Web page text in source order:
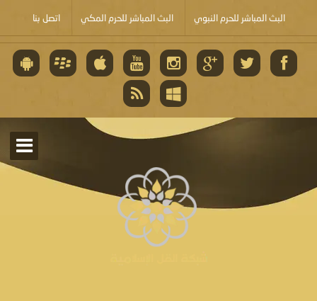
البث المباشر للحرم النبوي البث المباشر للحرم المكي اتصل بنا